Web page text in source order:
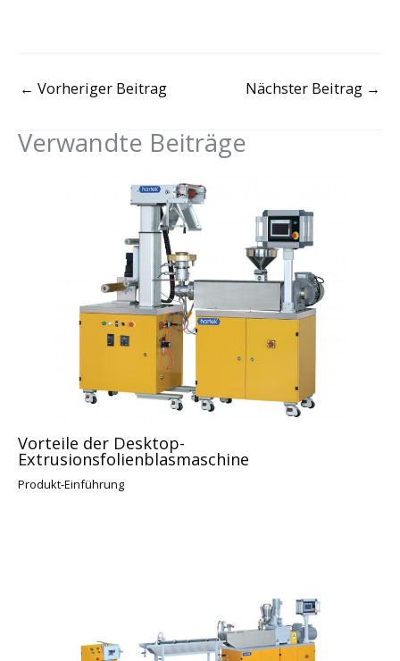
← Vorheriger Beitrag Nächster Beitrag →
Verwandte Beiträge
Vorteile der Desktop-
Extrusionsfolienblasmaschine
Produkt-Einführung